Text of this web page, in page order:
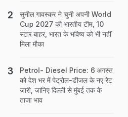
सुनील गावस्कर ने चुनी अपनी World
Cup 2027 की भारतीय टीम, 10
स्टार बाहर, भारत के भविष्य को भी नहीं
मिला मौका
Petrol- Diesel Price: 6 अगस्त
को देश भर में पेट्रोल-डीजल के नए रेट
जारी, जानिए दिल्ली से मुंबई तक के
ताजा भाव